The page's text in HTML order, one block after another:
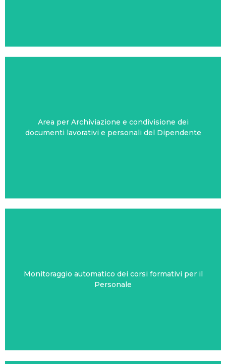
Area per Archiviazione e condivisione dei
documenti lavorativi e personali del Dipendente
HR24 MY DOCUMENTS
Monitoraggio automatico dei corsi formativi per il
Personale
HR24 GESTIONE FORMAZIONE